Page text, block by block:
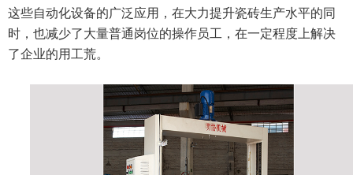
这些自动化设备的广泛应用，在大力提升瓷砖生产水平的同
时，也减少了大量普通岗位的操作员工，在一定程度上解决
了企业的用工荒。